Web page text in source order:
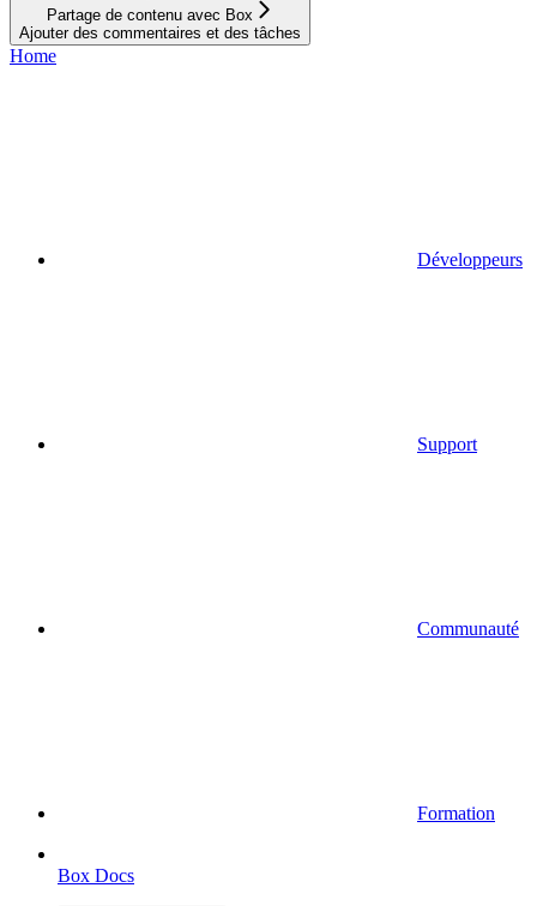
Partage de contenu avec Box
Ajouter des commentaires et des tâches
Home
Développeurs
Support
Communauté
Formation
Box Docs